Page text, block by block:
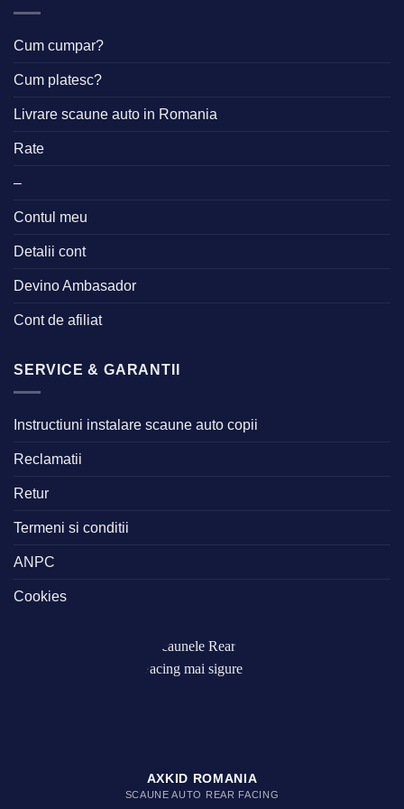
Cum cumpar?
Cum platesc?
Livrare scaune auto in Romania
Rate
–
Contul meu
Detalii cont
Devino Ambasador
Cont de afiliat
SERVICE & GARANTII
Instructiuni instalare scaune auto copii
Reclamatii
Retur
Termeni si conditii
ANPC
Cookies
AXKID ROMANIA
SCAUNE AUTO REAR FACING